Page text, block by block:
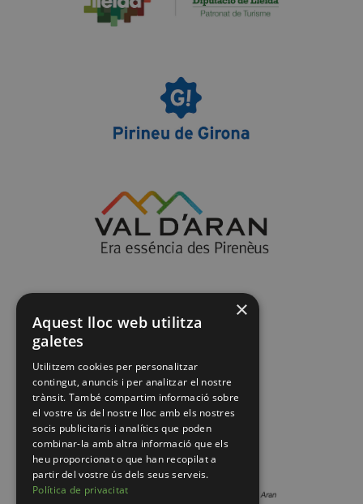
×
Aquest lloc web utilitza
galetes
Utilitzem cookies per personalitzar
contingut, anuncis i per analitzar el nostre
trànsit. També compartim informació sobre
el vostre ús del nostre lloc amb els nostres
socis publicitaris i analítics que poden
combinar-la amb altra informació que els
heu proporcionat o que han recopilat a
partir del vostre ús dels seus serveis.
Política de privacitat